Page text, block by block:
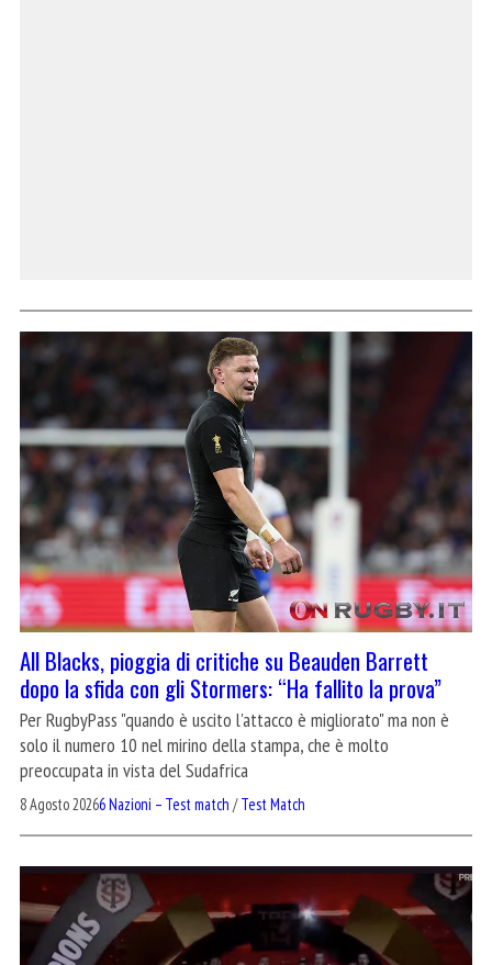
All Blacks, pioggia di critiche su Beauden Barrett
dopo la sfida con gli Stormers: “Ha fallito la prova”
Per RugbyPass "quando è uscito l'attacco è migliorato" ma non è
solo il numero 10 nel mirino della stampa, che è molto
preoccupata in vista del Sudafrica
8 Agosto 20266 Nazioni – Test match /Test Match